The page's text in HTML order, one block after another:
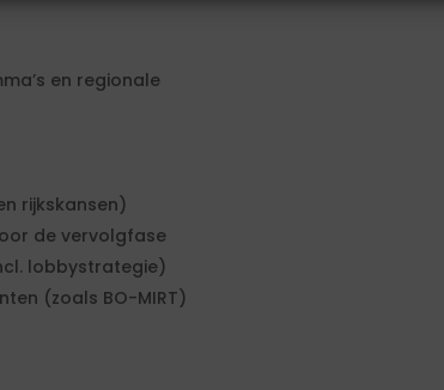
en regionale
rijkskansen)
de vervolgfase
lobbystrategie)
(zoals BO-MIRT)